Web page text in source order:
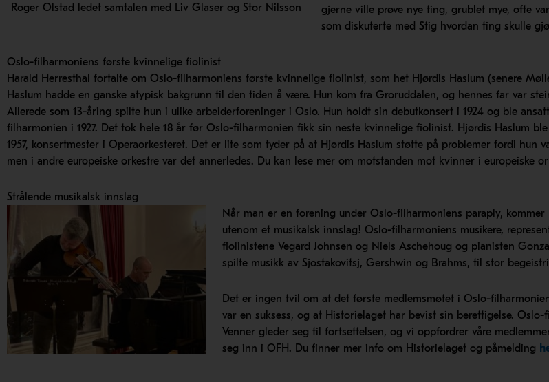
Roger Olstad ledet samtalen med Liv Glaser og Stor Nilsson
gjerne ville prøve nye ting, grublet mye, ofte
som diskuterte med Stig hvordan ting skulle
Oslo-filharmoniens første kvinnelige fiolinist
Harald Herresthal fortalte om Oslo-filharmoniens første kvinnelige fiolinist, som het Hjørdis Haslum (senere
Haslum hadde en ganske atypisk bakgrunn til den tiden å være. Hun kom fra Groruddalen, og hennes far var
Allerede som 13-åring spilte hun i ulike arbeiderforeninger i Oslo. Hun holdt sin debutkonsert i 1924 og ble
filharmonien i 1927. Det tok hele 18 år før Oslo-filharmonien fikk sin neste kvinnelige fiolinist. Hjørdis Haslum ble
1957, konsertmester i Operaorkesteret. Det er lite som tyder på at Hjørdis Haslum støtte på problemer fordi hun
men i andre europeiske orkestre var det annerledes. Du kan lese mer om motstanden mot kvinner i europeiske
Strålende musikalsk innslag
Når man er en forening under Oslo-filharmoniens paraply, kommer
utenom et musikalsk innslag! Oslo-filharmoniens musikere,
fiolinistene Vegard Johnsen og Niels Aschehoug og pianisten
spilte musikk av Sjostakovitsj, Gershwin og Brahms, til stor
Det er ingen tvil om at det første medlemsmøtet i Oslo-
var en suksess, og at Historielaget har bevist sin berettigelse. Oslo-
Venner gleder seg til fortsettelsen, og vi oppfordrer våre
seg inn i OFH. Du finner mer info om Historielaget og påmelding